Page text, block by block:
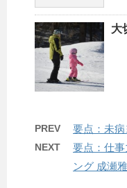
大
PREV 要点：未
NEXT
要点：仕
ング 成瀬